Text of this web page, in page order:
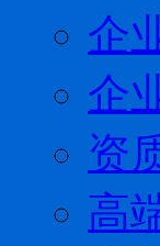
企
企
资
高